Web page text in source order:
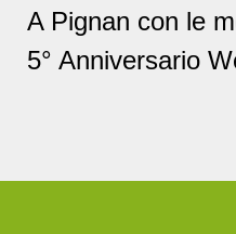
A Pignan con le
5° Anniversario